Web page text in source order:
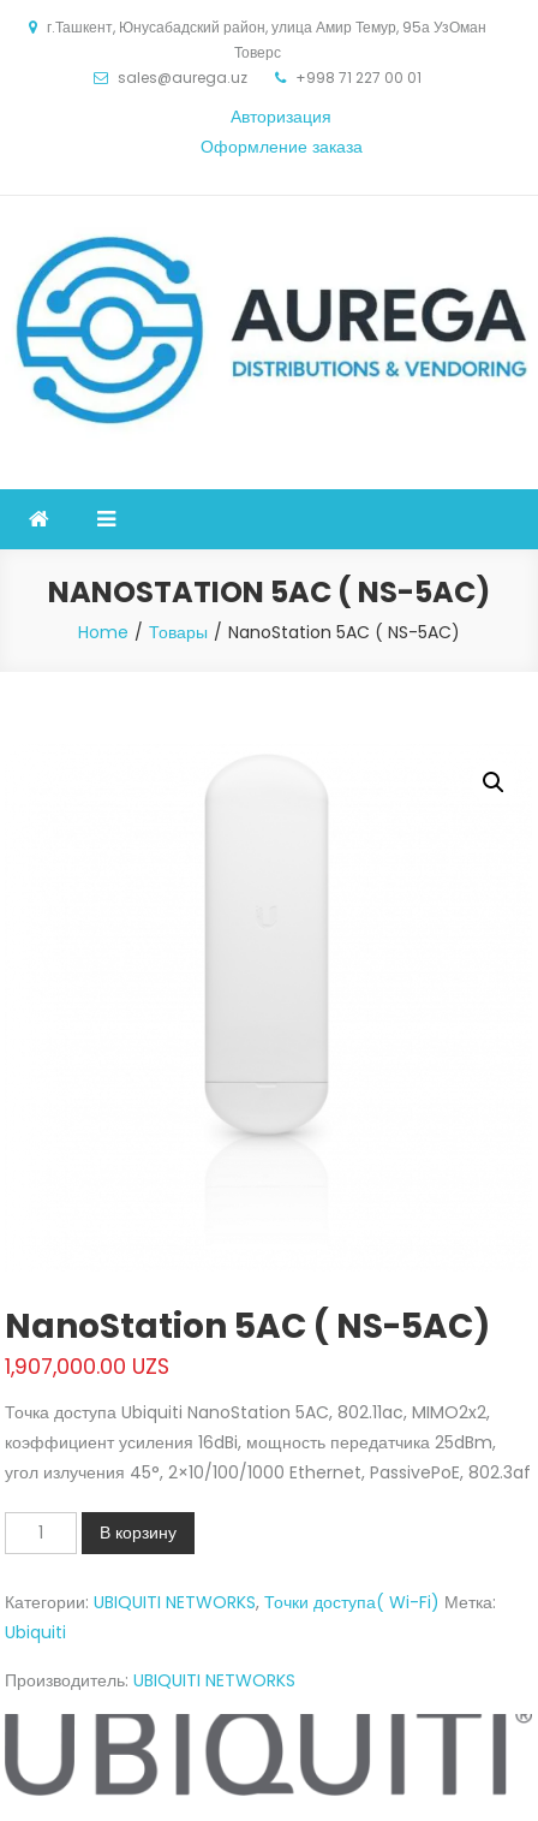
г.Ташкент, Юнусабадский район, улица Амир Темур, 95а УзОман
Товерс
sales@aurega.uz
+998 71 227 00 01
Авторизация
Оформление заказа
NANOSTATION 5AC ( NS-5AC)
Home Товары NanoStation 5AC ( NS-5AC)
NanoStation 5AC ( NS-5AC)
1,907,000.00 UZS
Точка доступа Ubiquiti NanoStation 5AC, 802.11ac, MIMO2x2,
коэффициент усиления 16dBi, мощность передатчика 25dBm,
угол излучения 45°, 2×10/100/1000 Ethernet, PassivePoE, 802.3af
Количество
NanoStation
(
NS-
5AC)
В корзину
Категории:UBIQUITI NETWORKS,Точки доступа( Wi-Fi) Метка:
Ubiquiti
Производитель:UBIQUITI NETWORKS